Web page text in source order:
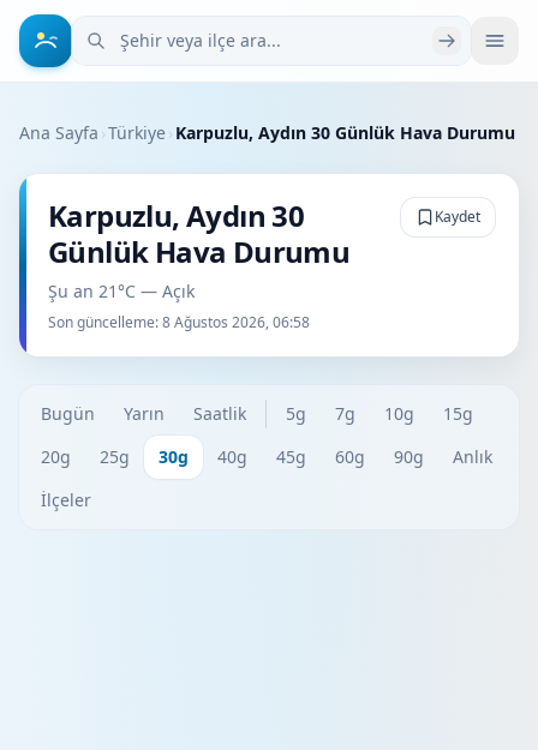
Şehir veya ilçe ara
Ana Sayfa ›Türkiye› Karpuzlu, Aydın 30 Günlük Hava Durumu
Karpuzlu, Aydın 30
Günlük Hava Durumu
Şu an 21°C — Açık
Son güncelleme:8 Ağustos 2026, 06:58
Kaydet
Bugün Yarın Saatlik 5g 7g 10g
15g
20g
25g 30g 40g 45g 60g 90g
Anlık
İlçeler